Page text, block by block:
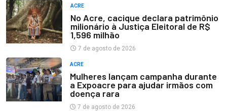
ACRE
No Acre, cacique declara patrimônio
milionário à Justiça Eleitoral de R$
1,596 milhão
7 de agosto de 2026
ACRE
Mulheres lançam campanha durante
a Expoacre para ajudar irmãos com
doença rara
7 de agosto de 2026